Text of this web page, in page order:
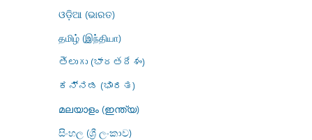
ଓଡ଼ିଆ (ଭାରତ)
தமிழ் (இந்தியா)
తెలుగు (భారతదేశం)
ಕನ್ನಡ (ಭಾರತ)
മലയാളം (ഇന്ത്യ)
සිංහල (ශ්‍රී ලංකාව)